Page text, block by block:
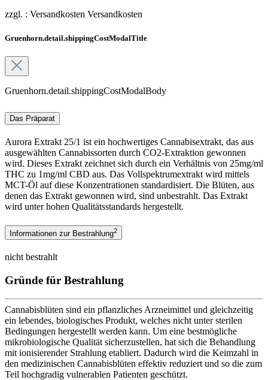
zzgl. : Versandkosten Versandkosten
Gruenhorn.detail.shippingCostModalTitle
Gruenhorn.detail.shippingCostModalBody
Das Präparat
Aurora Extrakt 25/1 ist ein hochwertiges Cannabisextrakt, das aus
ausgewählten Cannabissorten durch CO2-Extraktion gewonnen
wird. Dieses Extrakt zeichnet sich durch ein Verhältnis von 25mg/ml
THC zu 1mg/ml CBD aus. Das Vollspektrumextrakt wird mittels
MCT-Öl auf diese Konzentrationen standardisiert. Die Blüten, aus
denen das Extrakt gewonnen wird, sind unbestrahlt. Das Extrakt
wird unter hohen Qualitätsstandards hergestellt.
Informationen zur Bestrahlung2
nicht bestrahlt
Gründe für Bestrahlung
Cannabisblüten sind ein pflanzliches Arzneimittel und gleichzeitig
ein lebendes, biologisches Produkt, welches nicht unter sterilen
Bedingungen hergestellt werden kann. Um eine bestmögliche
mikrobiologische Qualität sicherzustellen, hat sich die Behandlung
mit ionisierender Strahlung etabliert. Dadurch wird die Keimzahl in
den medizinischen Cannabisblüten effektiv reduziert und so die zum
Teil hochgradig vulnerablen Patienten geschützt.